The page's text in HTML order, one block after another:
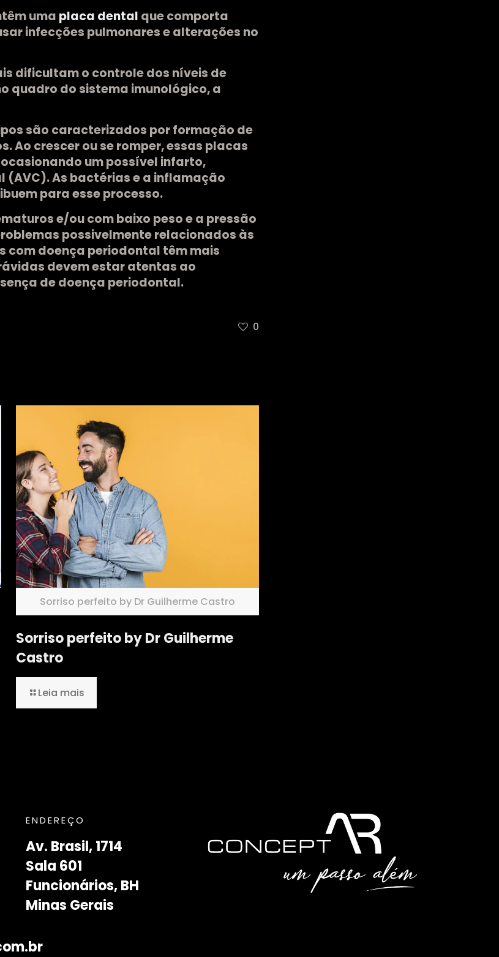
uma placa dental que comporta
infecções pulmonares e alterações no
dificultam o controle dos níveis de
quadro do sistema imunológico, a
são caracterizados por formação de
Ao crescer ou se romper, essas placas
um possível infarto,
(AVC). As bactérias e a inflamação
para esse processo.
e/ou com baixo peso e a pressão
possivelmente relacionados às
com doença periodontal têm mais
devem estar atentas ao
de doença periodontal.
0
Sorriso perfeito by Dr Guilherme Castro
Sorriso perfeito by Dr Guilherme
Castro
Leia mais
ENDEREÇO
Av. Brasil, 1714
Sala 601
Funcionários, BH
Minas Gerais